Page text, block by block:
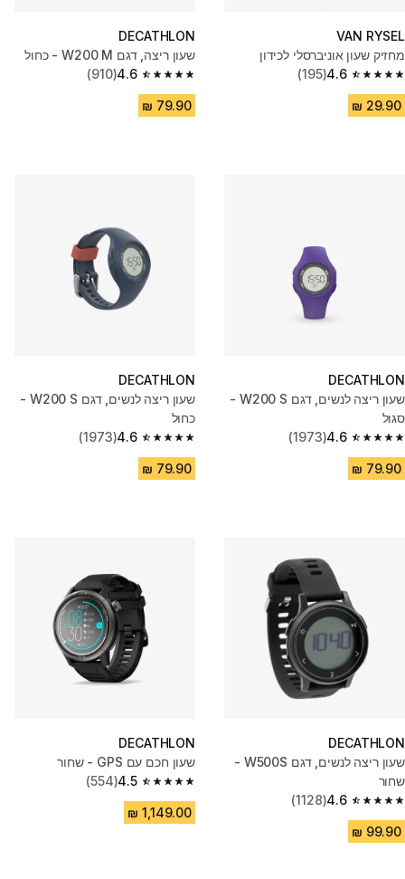
VAN RYSEL
מחזיק שעון אוניברסלי לכידון
4.6
4.6 out of 5 stars from 195 reviews
(195)
DECATHLON
שעון ריצה, דגם W200 M - כחול
4.6
4.6 out of 5 stars from 910 reviews
(910)
DECATHLON
שעון ריצה לנשים, דגם W200 S -
סגול
4.6
4.6 out of 5 stars from 1973 reviews
(1973)
DECATHLON
שעון ריצה לנשים, דגם W200 S -
כחול
4.6
4.6 out of 5 stars from 1973 reviews
(1973)
DECATHLON
שעון ריצה לנשים, דגם W500S -
שחור
4.6
4.6 out of 5 stars from 1128 reviews
(1128)
DECATHLON
שעון חכם עם GPS - שחור
4.5
4.5 out of 5 stars from 554 reviews
(554)